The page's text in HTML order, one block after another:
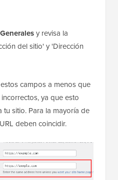
y revisa la
del sitio' y 'Dirección
campos a menos que
ya que esto
tu sitio. Para la mayoría de
deben coincidir.